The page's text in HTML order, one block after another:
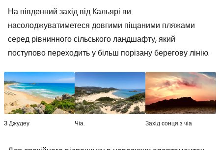
На південний захід від Кальярі ви
насолоджуватиметеся довгими піщаними пляжами
серед рівнинного сільського ландшафту, який
поступово переходить у більш порізану берегову лінію.
З Джудеу Чіа. Захід сонця з чіа